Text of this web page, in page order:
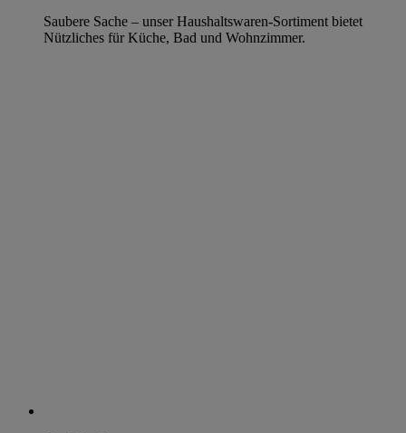
Saubere Sache – unser Haushaltswaren-Sortiment bietet
Nützliches für Küche, Bad und Wohnzimmer.